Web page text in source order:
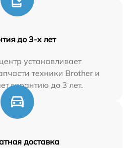
до 3-х лет
устанавливает
техники Brother и
гарантию до 3 лет.
доставка